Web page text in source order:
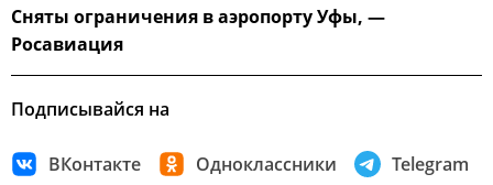
Сняты ограничения в аэропорту Уфы, —
Росавиация
Подписывайся на
ВКонтакте Одноклассники Telegram